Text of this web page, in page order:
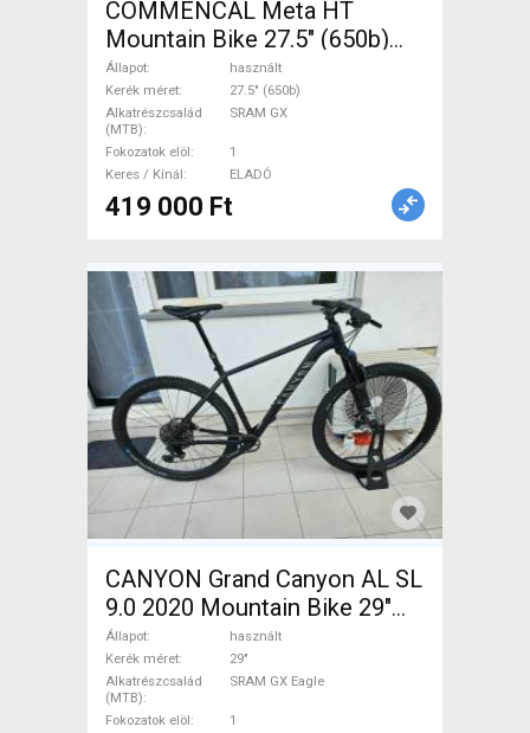
COMMENCAL Meta HT
Mountain Bike 27.5" (650b)
elöl teleszkópos SRAM GX
használt ELADÓ
Állapot
használt
Kerék méret
27.5" (650b)
Alkatrészcsalád
(MTB)
SRAM GX
Fokozatok elöl
1
Keres / Kínál
ELADÓ
419 000 Ft
CANYON Grand Canyon AL SL
9.0 2020 Mountain Bike 29"
elöl teleszkópos SRAM GX
Eagle használt ELADÓ
Állapot
használt
Kerék méret
29"
Alkatrészcsalád
(MTB)
SRAM GX Eagle
Fokozatok elöl
1